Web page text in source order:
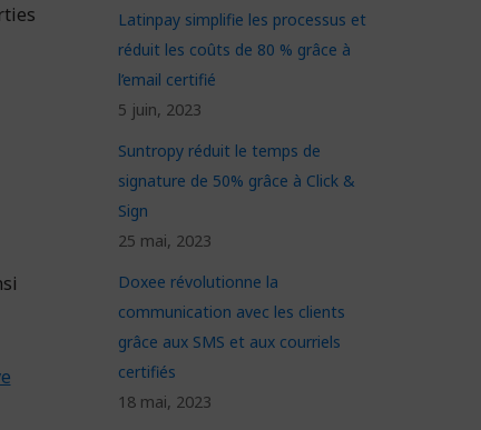
Latinpay simplifie les processus et
réduit les coûts de 80 % grâce à
l’email certifié
5 juin, 2023
Suntropy réduit le temps de
signature de 50% grâce à Click &
Sign
25 mai, 2023
Doxee révolutionne la
communication avec les clients
grâce aux SMS et aux courriels
certifiés
18 mai, 2023